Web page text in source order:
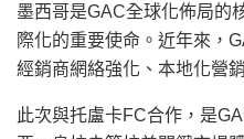
墨西哥是GAC全球化佈局的
際化的重要使命。近年來，
經銷商網絡強化、本地化營
此次與托盧卡FC合作，是